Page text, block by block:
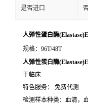
是否进口
人弹性蛋白酶
规格：96T/48T
人弹性蛋白酶
于临床
特色服务： 免费代测
检测样本种类：血清，